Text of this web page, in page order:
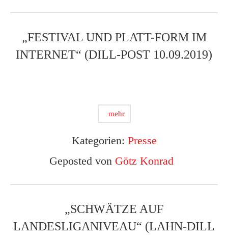
„FESTIVAL UND PLATT-FORM IM
INTERNET“ (DILL-POST 10.09.2019)
mehr
Kategorien: Presse
Geposted von Götz Konrad
„SCHWÄTZE AUF
LANDESLIGANIVEAU“ (LAHN-DILL